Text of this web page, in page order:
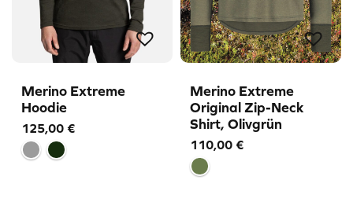
Merino Extreme
Hoodie
125,00 €
Merino Extreme
Original Zip-Neck
Shirt, Olivgrün
110,00 €